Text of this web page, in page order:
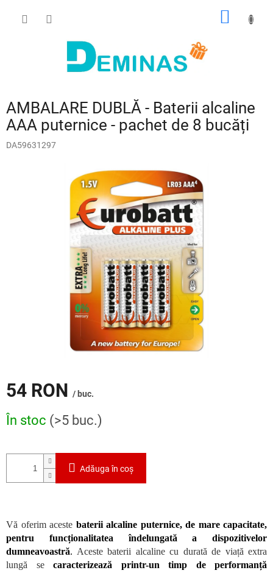
COŞ
AMBALARE DUBLĂ - Baterii alcaline
AAA puternice - pachet de 8 bucăți
DA59631297
54 RON / buc.
Evaluare
preţ:
În stoc (>5 buc.)
Adăuga în coş
Vă oferim aceste baterii alcaline puternice, de mare capacitate,
pentru funcționalitatea îndelungată a dispozitivelor
dumneavoastră. Aceste baterii alcaline cu durată de viață extra
lungă se caracterizează printr-un timp de performanță